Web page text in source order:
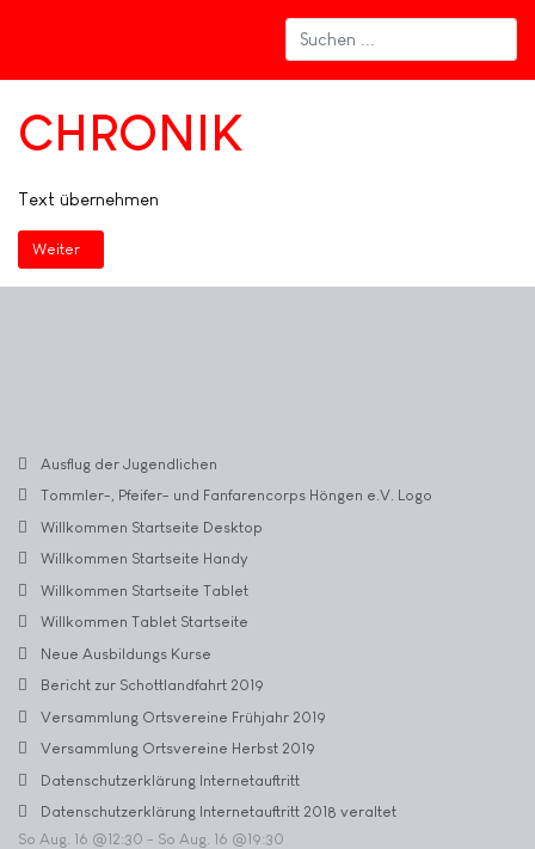
CHRONIK
Text übernehmen
Nächster Beitrag: Willkommen Startseite Tablet
Weiter
Ausflug der Jugendlichen
Tommler-, Pfeifer- und Fanfarencorps Höngen e.V. Logo
Willkommen Startseite Desktop
Willkommen Startseite Handy
Willkommen Startseite Tablet
Willkommen Tablet Startseite
Neue Ausbildungs Kurse
Bericht zur Schottlandfahrt 2019
Versammlung Ortsvereine Frühjahr 2019
Versammlung Ortsvereine Herbst 2019
Datenschutzerklärung Internetauftritt
Datenschutzerklärung Internetauftritt 2018 veraltet
So Aug. 16 @12:30 - So Aug. 16 @19:30